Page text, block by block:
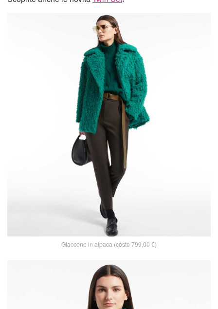
Giaccone in alpaca (costo 799,00 €)